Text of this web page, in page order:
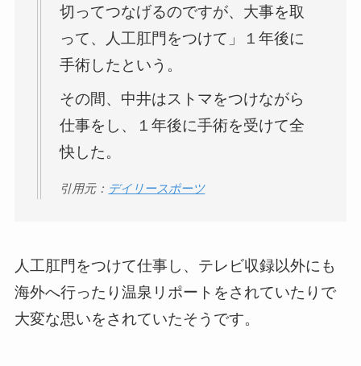
切ってつなげるのですが、大事を取
って、人工肛門をつけて」１年後に
手術したという。
その間、中井はストマをつけながら
仕事をし、１年後に手術を受けて全
快した。
引用元： デイリースポーツ
人工肛門をつけて仕事し、テレビ収録以外にも
海外へ行ったり温泉リポートをされていたりで
大変な思いをされていたそうです。